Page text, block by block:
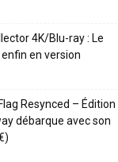
4K/Blu-ray : Le
en version
Resynced – Édition
débarque avec son